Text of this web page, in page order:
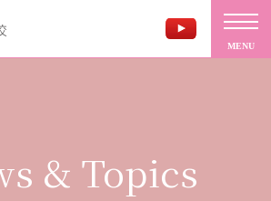
MENU
& Topics